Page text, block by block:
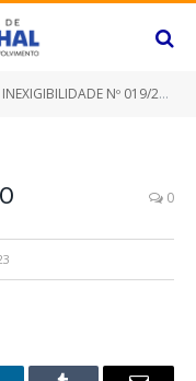
INEXIGIBILIDADE Nº 019/2022 (CONTRATAÇÃO DE PESSOA JURÍDICA ESPECIALIZADA NA PRESTAÇÃO DE SERVIÇOS DE EVENTO DE PALESTRA COM O CONSULTOR E ESCRITOR (EDUARDO SHINYASHIKI) PARA O EVENTO “JORNADA PEDAGÓGICA 2023” DA REDE MUNICIPAL DE ENSINO DESTE MUNICIPIO DE CASTANHAL/PA)
0